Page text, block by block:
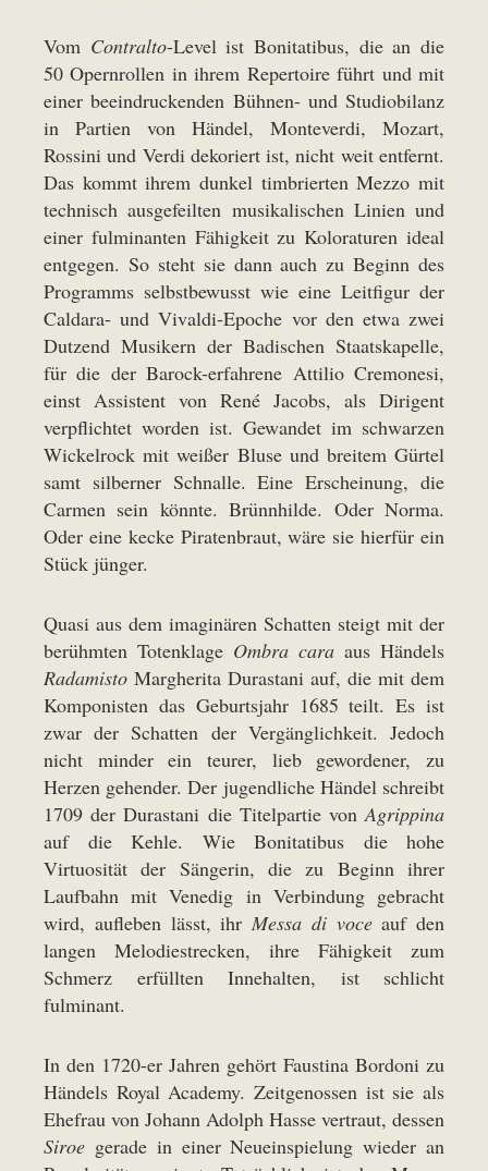
Vom Contralto-Level ist Bonitatibus, die an die
50 Opernrollen in ihrem Repertoire führt und mit
einer beeindruckenden Bühnen- und Studiobilanz
in Partien von Händel, Monteverdi, Mozart,
Rossini und Verdi dekoriert ist, nicht weit entfernt.
Das kommt ihrem dunkel timbrierten Mezzo mit
technisch ausgefeilten musikalischen Linien und
einer fulminanten Fähigkeit zu Koloraturen ideal
entgegen. So steht sie dann auch zu Beginn des
Programms selbstbewusst wie eine Leitfigur der
Caldara- und Vivaldi-Epoche vor den etwa zwei
Dutzend Musikern der Badischen Staatskapelle,
für die der Barock-erfahrene Attilio Cremonesi,
einst Assistent von René Jacobs, als Dirigent
verpflichtet worden ist. Gewandet im schwarzen
Wickelrock mit weißer Bluse und breitem Gürtel
samt silberner Schnalle. Eine Erscheinung, die
Carmen sein könnte. Brünnhilde. Oder Norma.
Oder eine kecke Piratenbraut, wäre sie hierfür ein
Stück jünger.
Quasi aus dem imaginären Schatten steigt mit der
berühmten Totenklage Ombra cara aus Händels
Radamisto Margherita Durastani auf, die mit dem
Komponisten das Geburtsjahr 1685 teilt. Es ist
zwar der Schatten der Vergänglichkeit. Jedoch
nicht minder ein teurer, lieb gewordener, zu
Herzen gehender. Der jugendliche Händel schreibt
1709 der Durastani die Titelpartie vonAgrippina
auf die Kehle. Wie Bonitatibus die hohe
Virtuosität der Sängerin, die zu Beginn ihrer
Laufbahn mit Venedig in Verbindung gebracht
wird, aufleben lässt, ihr Messa di voceauf den
langen Melodiestrecken, ihre Fähigkeit zum
Schmerz erfüllten Innehalten, ist schlicht
fulminant.
In den 1720-er Jahren gehört Faustina Bordoni zu
Händels Royal Academy. Zeitgenossen ist sie als
Ehefrau von Johann Adolph Hasse vertraut, dessen
Siroe gerade in einer Neueinspielung wieder an